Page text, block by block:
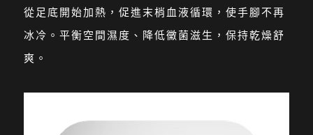
從足底開始加熱，促進末梢血液循環，使手腳不再
冰冷。平衡空間濕度、降低黴菌滋生，保持乾燥舒
爽。